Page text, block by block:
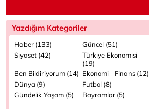
Yazdığım Kategoriler
Haber (133)
Güncel (51)
Siyaset (42)
Türkiye Ekonomisi
(19)
Ben Bildiriyorum (14) Ekonomi - Finans (12)
Dünya (9)
Futbol (8)
Gündelik Yaşam (5)
Bayramlar (5)